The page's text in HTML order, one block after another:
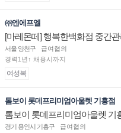
㈜엔에프엘
[마레몬떼] 행복한백화점 중간
서울 양천구
급여협의
경력1년↑ 채용시까지
여성복
톰보이 롯데프리미엄아울렛 기흥점
톰보이 롯데프리미엄아울렛 기
직 구인합니다.
경기 용인시 기흥구
급여협의